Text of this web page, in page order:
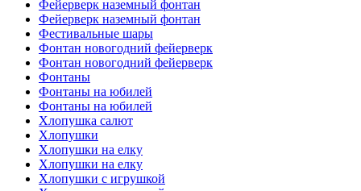
Фейерверк наземный фонтан
Фейерверк наземный фонтан
Фестивальные шары
Фонтан новогодний фейерверк
Фонтан новогодний фейерверк
Фонтаны
Фонтаны на юбилей
Фонтаны на юбилей
Хлопушка салют
Хлопушки
Хлопушки на елку
Хлопушки на елку
Хлопушки с игрушкой